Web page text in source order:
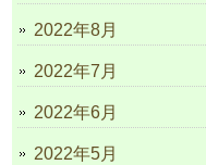
2022年8月
2022年7月
2022年6月
2022年5月